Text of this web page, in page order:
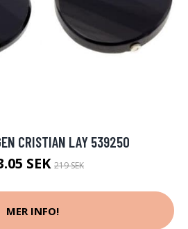
CRISTIAN LAY 539250
SEK 219 SEK
MER INFO!